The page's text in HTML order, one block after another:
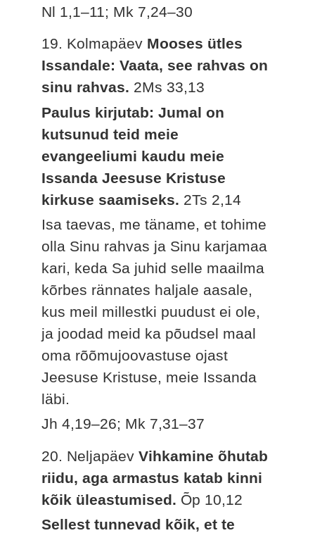
Nl 1,1–11; Mk 7,24–30
19. Kolmapäev Mooses ütles
Issandale: Vaata, see rahvas on
sinu rahvas. 2Ms 33,13
Paulus kirjutab: Jumal on
kutsunud teid meie
evangeeliumi kaudu meie
Issanda Jeesuse Kristuse
kirkuse saamiseks. 2Ts 2,14
Isa taevas, me täname, et tohime
olla Sinu rahvas ja Sinu karjamaa
kari, keda Sa juhid selle maailma
kõrbes rännates haljale aasale,
kus meil millestki puudust ei ole,
ja joodad meid ka põudsel maal
oma rõõmujoovastuse ojast
Jeesuse Kristuse, meie Issanda
läbi.
Jh 4,19–26; Mk 7,31–37
20. NeljapäevVihkamine õhutab
riidu, aga armastus katab kinni
kõik üleastumised. Õp 10,12
Sellest tunnevad kõik, et te